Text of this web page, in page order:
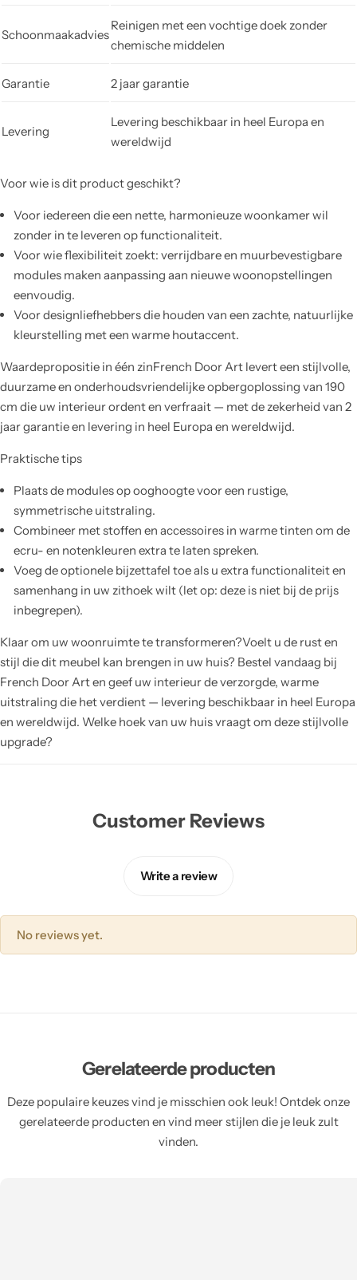
Schoonmaakadvies
Reinigen met een vochtige doek zonder
chemische middelen
Garantie 2 jaar garantie
Levering
Levering beschikbaar in heel Europa en
wereldwijd
Voor wie is dit product geschikt?
Voor iedereen die een nette, harmonieuze woonkamer wil
zonder in te leveren op functionaliteit.
Voor wie flexibiliteit zoekt: verrijdbare en muurbevestigbare
modules maken aanpassing aan nieuwe woonopstellingen
eenvoudig.
Voor designliefhebbers die houden van een zachte, natuurlijke
kleurstelling met een warme houtaccent.
Waardepropositie in één zinFrench Door Art levert een stijlvolle,
duurzame en onderhoudsvriendelijke opbergoplossing van 190
cm die uw interieur ordent en verfraait — met de zekerheid van 2
jaar garantie en levering in heel Europa en wereldwijd.
Praktische tips
Plaats de modules op ooghoogte voor een rustige,
symmetrische uitstraling.
Combineer met stoffen en accessoires in warme tinten om de
ecru- en notenkleuren extra te laten spreken.
Voeg de optionele bijzettafel toe als u extra functionaliteit en
samenhang in uw zithoek wilt (let op: deze is niet bij de prijs
inbegrepen).
Klaar om uw woonruimte te transformeren?Voelt u de rust en
stijl die dit meubel kan brengen in uw huis? Bestel vandaag bij
French Door Art en geef uw interieur de verzorgde, warme
uitstraling die het verdient — levering beschikbaar in heel Europa
en wereldwijd. Welke hoek van uw huis vraagt om deze stijlvolle
upgrade?
Customer Reviews
Write a review
No reviews yet.
Gerelateerde producten
Deze populaire keuzes vind je misschien ook leuk! Ontdek onze
gerelateerde producten en vind meer stijlen die je leuk zult
vinden.